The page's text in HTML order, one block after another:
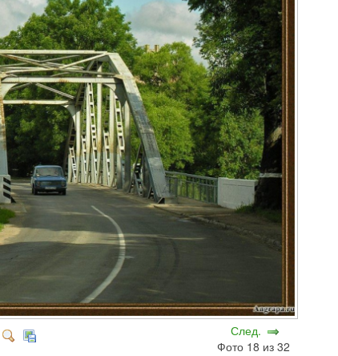
След.
Фото 18 из 32